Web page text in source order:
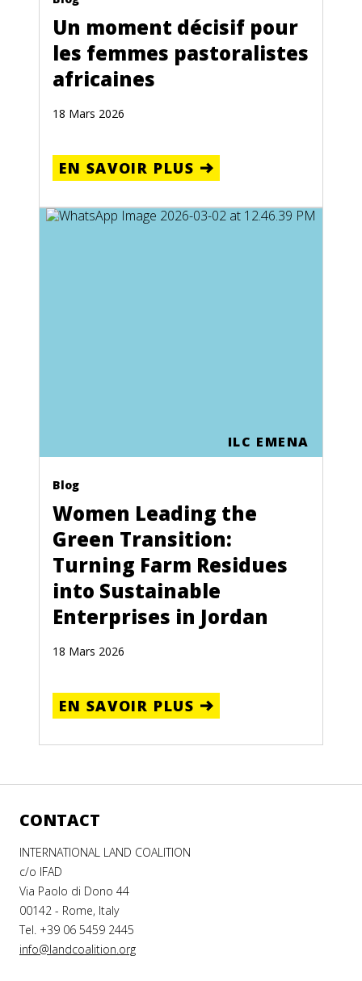
Un moment décisif pour
les femmes pastoralistes
africaines
18 Mars 2026
EN SAVOIR PLUS
ILC EMENA
Blog
Women Leading the
Green Transition:
Turning Farm Residues
into Sustainable
Enterprises in Jordan
18 Mars 2026
EN SAVOIR PLUS
CONTACT
INTERNATIONAL LAND COALITION
c/o IFAD
Via Paolo di Dono 44
00142 - Rome, Italy
Tel. +39 06 5459 2445
info@landcoalition.org